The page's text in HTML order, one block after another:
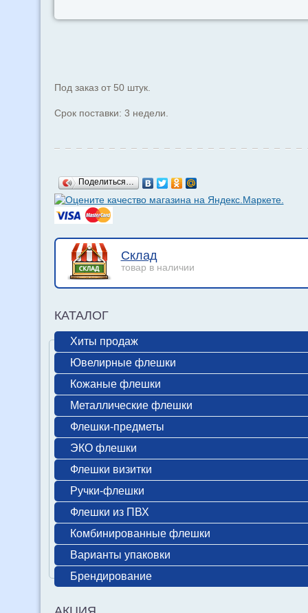
Под заказ от 50 штук.
Срок поставки: 3 недели.
Поделиться…
Склад
товар в наличии
КАТАЛОГ
Хиты продаж
Ювелирные флешки
Кожаные флешки
Металлические флешки
Флешки-предметы
ЭКО флешки
Флешки визитки
Ручки-флешки
Флешки из ПВХ
Комбинированные флешки
Варианты упаковки
Брендирование